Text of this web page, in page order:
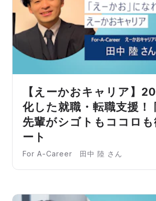
【えーかおキャリア】
化した就職・転職支援！
先輩がシゴトもココロ
ート
For A-Career 田中 陸 さん